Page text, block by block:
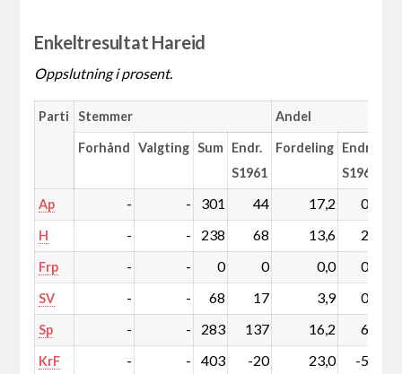
Enkeltresultat Hareid
Oppslutning i prosent.
Parti Stemmer Andel
Forhånd Valgting Sum Endr.
S1961
Fordeling Endr.
S1961
Ap - - 301 44 17,2 0,1
H - - 238 68 13,6 2,3
Frp - - 0 0 0,0 0,0
SV - - 68 17 3,9 0,5
Sp - - 283 137 16,2 6,5
KrF - - 403 -20 23,0 -5,1